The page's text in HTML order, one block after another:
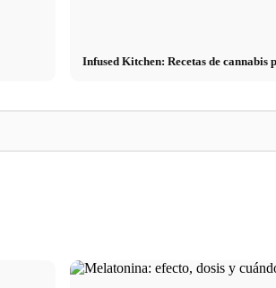
Infused Kitchen: Recetas de